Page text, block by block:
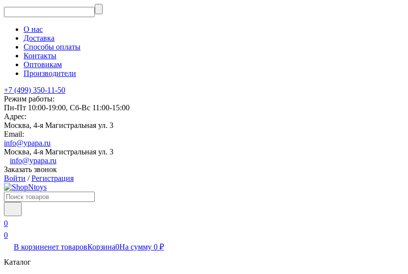
О нас
Доставка
Способы оплаты
Контакты
Оптовикам
Производители
+7 (499) 350-11-50
Режим работы:
Пн-Пт 10:00-19:00, Сб-Вс 11:00-15:00
Адрес:
Москва, 4-я Магистральная ул. 3
Email:
info@ypapa.ru
Москва, 4-я Магистральная ул. 3
info@ypapa.ru
Заказать звонок
Войти /Регистрация
0
0
В корзиненет товаровКорзина0На сумму 0 ₽
Каталог